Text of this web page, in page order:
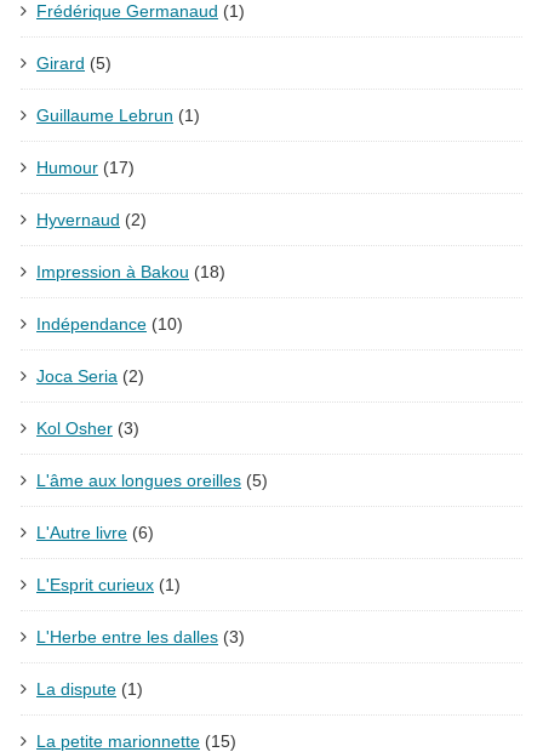
Frédérique Germanaud (1)
Girard (5)
Guillaume Lebrun (1)
Humour (17)
Hyvernaud (2)
Impression à Bakou (18)
Indépendance (10)
Joca Seria (2)
Kol Osher (3)
L'âme aux longues oreilles (5)
L'Autre livre (6)
L'Esprit curieux (1)
L'Herbe entre les dalles (3)
La dispute (1)
La petite marionnette (15)